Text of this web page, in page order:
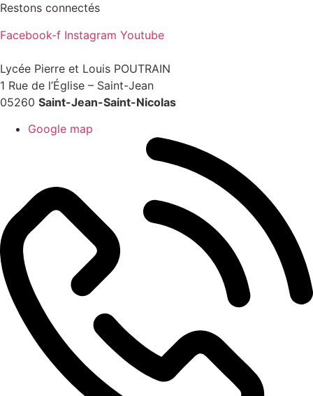
Restons connectés
Facebook-f Instagram Youtube
Lycée Pierre et Louis POUTRAIN
1 Rue de l’Église – Saint-Jean
05260 Saint-Jean-Saint-Nicolas
Google map